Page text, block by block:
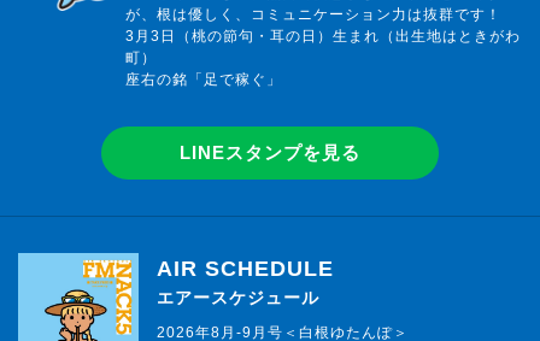
が、根は優しく、コミュニケーション力は抜群です！
3月3日（桃の節句・耳の日）生まれ（出生地はときがわ
町）
座右の銘「足で稼ぐ」
LINEスタンプを見る
AIR SCHEDULE
エアースケジュール
2026年8月-9月号＜白根ゆたんぽ＞